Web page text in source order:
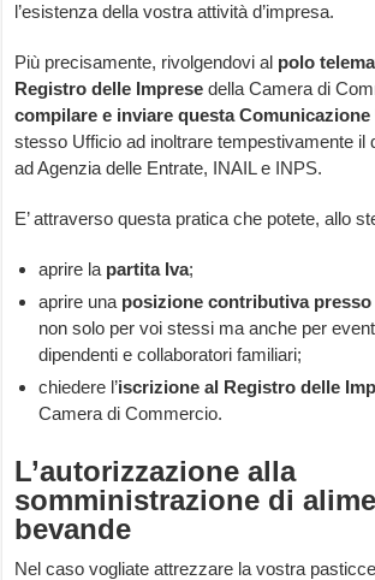
l’esistenza della vostra attività d’impresa.
Più precisamente, rivolgendovi al polo
Registro delle Imprese della Camera di
compilare e inviare questa Comunicazione
stesso Ufficio ad inoltrare tempestivamente il
ad Agenzia delle Entrate, INAIL e INPS.
E’ attraverso questa pratica che potete, allo
aprire la partita Iva;
aprire una posizione contributiva presso
non solo per voi stessi ma anche per
dipendenti e collaboratori familiari;
chiedere l’iscrizione al Registro delle
Camera di Commercio.
L’autorizzazione alla
somministrazione di
bevande
Nel caso vogliate attrezzare la vostra